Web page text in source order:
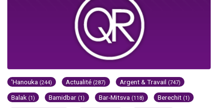
'Hanouka (244) Actualité (287) Argent & Travail (747)
Balak (1) Bamidbar (1) Bar-Mitsva (118) Berechit (1)